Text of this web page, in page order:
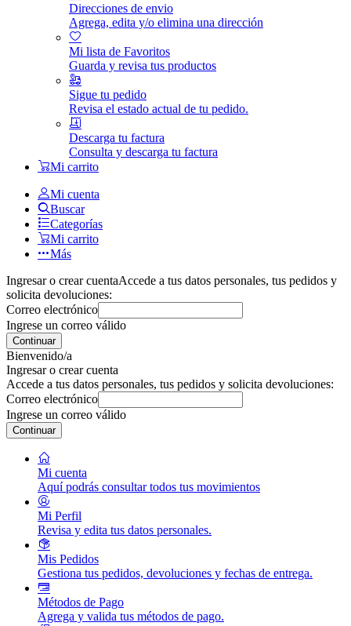
Direcciones de envio
Agrega, edita y/o elimina una dirección
Mi lista de Favoritos
Guarda y revisa tus productos
Sigue tu pedido
Revisa el estado actual de tu pedido.
Descarga tu factura
Consulta y descarga tu factura
Mi carrito
Mi cuenta
Buscar
Categorías
Mi carrito
Más
Ingresar o crear cuentaAccede a tus datos personales, tus pedidos y
solicita devoluciones:
Correo electrónico
Ingrese un correo válido
Continuar
Bienvenido/a
Ingresar o crear cuenta
Accede a tus datos personales, tus pedidos y solicita devoluciones:
Correo electrónico
Ingrese un correo válido
Continuar
Mi cuenta
Aquí podrás consultar todos tus movimientos
Mi Perfil
Revisa y edita tus datos personales.
Mis Pedidos
Gestiona tus pedidos, devoluciones y fechas de entrega.
Métodos de Pago
Agrega y valida tus métodos de pago.